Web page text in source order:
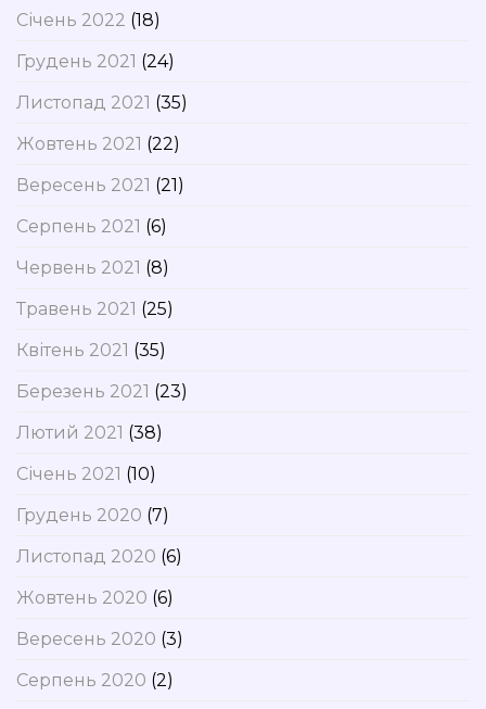
Січень 2022 (18)
Грудень 2021 (24)
Листопад 2021 (35)
Жовтень 2021 (22)
Вересень 2021 (21)
Серпень 2021 (6)
Червень 2021 (8)
Травень 2021 (25)
Квітень 2021 (35)
Березень 2021 (23)
Лютий 2021 (38)
Січень 2021 (10)
Грудень 2020 (7)
Листопад 2020 (6)
Жовтень 2020 (6)
Вересень 2020 (3)
Серпень 2020 (2)